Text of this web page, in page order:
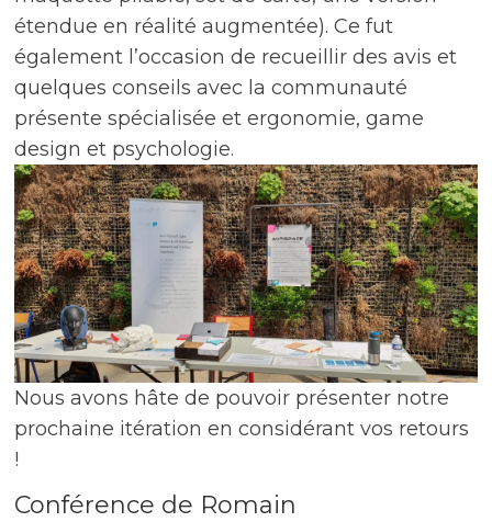
étendue en réalité augmentée). Ce fut
également l’occasion de recueillir des avis et
quelques conseils avec la communauté
présente spécialisée et ergonomie, game
design et psychologie.
Nous avons hâte de pouvoir présenter notre
prochaine itération en considérant vos retours
!
Conférence de Romain